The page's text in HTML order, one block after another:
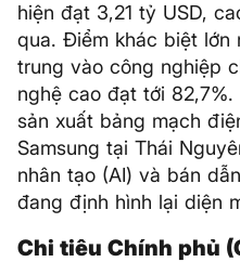
hiện đạt 3,21 tỷ USD,
qua. Điểm khác biệt
trung vào công nghiệp
nghệ cao đạt tới
sản xuất bảng mạch
Samsung tại Thái
nhân tạo (AI) và bán
đang định hình lại diện
Chi tiêu Chính phủ